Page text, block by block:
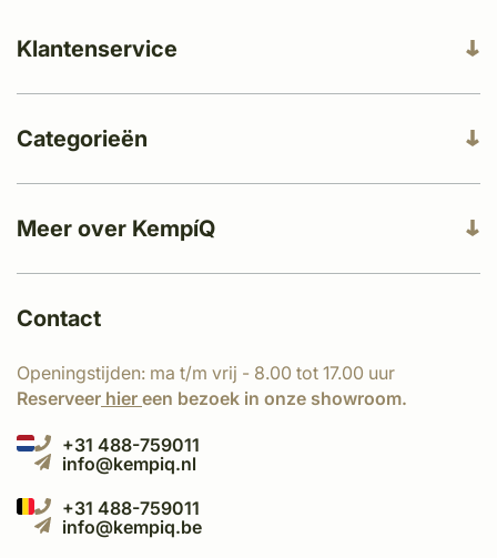
Meer over KempíQ
Klantenservice
Categorieën
Contact
Openingstijden: ma t/m vrij - 8.00 tot 17.00 uur
Reserveer hier een bezoek in onze showroom.
+31 488-759011
info@kempiq.nl
+31 488-759011
info@kempiq.be